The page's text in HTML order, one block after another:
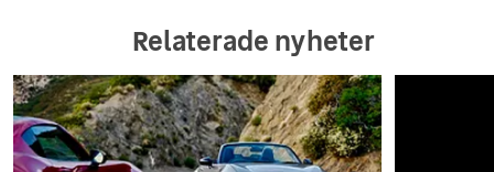
Relaterade nyheter